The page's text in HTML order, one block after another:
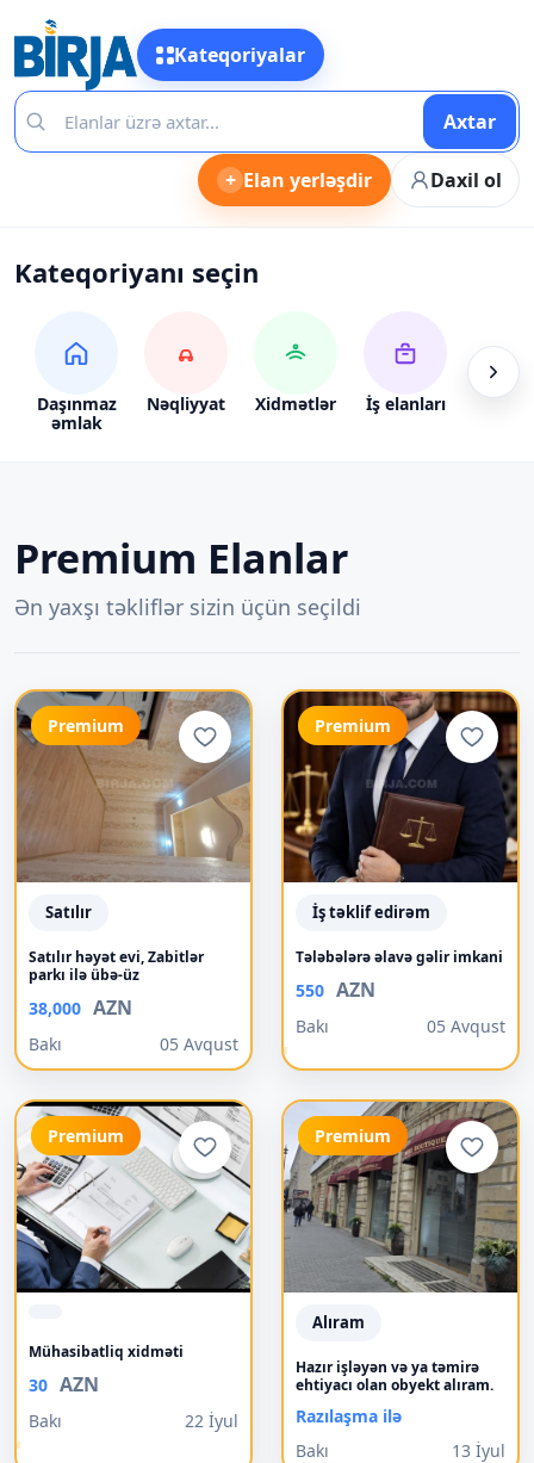
Kateqoriyalar
Axtar
+ Elan yerləşdir Daxil ol
Kateqoriyanı seçin
Daşınmaz
əmlak
Nəqliyyat Xidmətlər İş elanları Alış-
Premium Elanlar
Ən yaxşı təkliflər sizin üçün seçildi
Premium
Satılır
Satılır həyət evi, Zabitlər
parkı ilə übə-üz
38,000 AZN
Bakı 05 Avqust
Premium
İş təklif edirəm
Tələbələrə əlavə gəlir imkani
550 AZN
Bakı 05 Avqust
Premium
Mühasibatliq xidməti
30 AZN
Bakı 22 İyul
Premium
Alıram
Hazır işləyən və ya təmirə
ehtiyacı olan obyekt alıram.
Razılaşma ilə
Bakı
13 İyul